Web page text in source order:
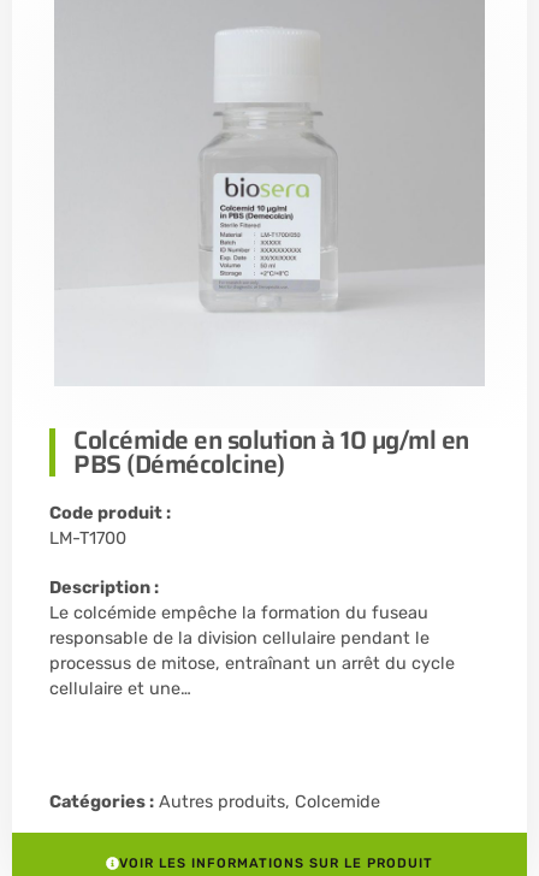
Colcémide en solution à 10 µg/ml en
PBS (Démécolcine)
Code produit :
LM-T1700
Description :
Le colcémide empêche la formation du fuseau
responsable de la division cellulaire pendant le
processus de mitose, entraînant un arrêt du cycle
cellulaire et une…
Catégories : Autres produits, Colcemide
VOIR LES INFORMATIONS SUR LE PRODUIT